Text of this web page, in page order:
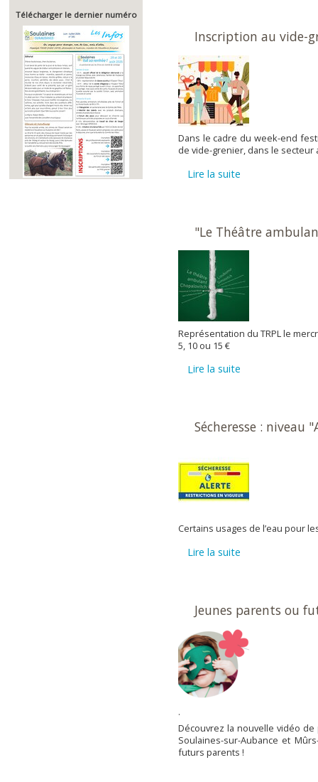
Télécharger le dernier numéro
Inscription au vide-
Dans le cadre du week-end
de vide-grenier, dans le
lire la suite
"Le Théâtre
Représentation du TRPL le
5, 10 ou 15 €
lire la suite
Sécheresse : niveau
Certains usages de l’eau pour
lire la suite
Jeunes parents ou
.
Découvrez la nouvelle vidéo de
Soulaines-sur-Aubance et
futurs parents !